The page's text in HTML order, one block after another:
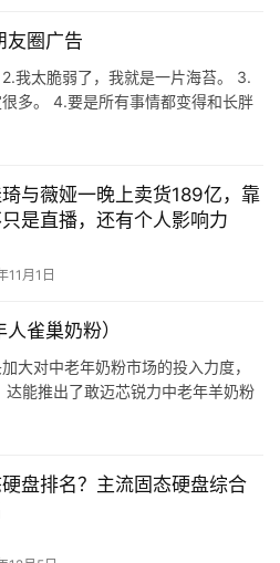
友圈广告
我太脆弱了，我就是一片海苔。 3.
多。 4.要是所有事情都变得和长胖
与薇娅一晚上卖货189亿，靠
是直播，还有个人影响力
11月1日
雀巢奶粉）
大对中老年奶粉市场的投入力度，
能推出了敢迈芯锐力中老年羊奶粉
盘排名？主流固态硬盘综合